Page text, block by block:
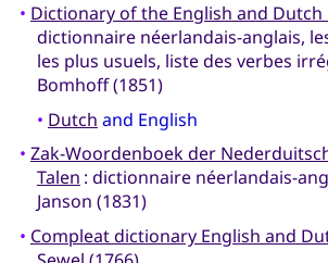
• Dictionary of the English and Dutch
dictionnaire néerlandais-anglais,
les plus usuels, liste des verbes
Bomhoff (1851)
• Dutch and English
• Zak-Woordenboek der
Talen : dictionnaire néerlandais-
Janson (1831)
• Compleat dictionary English and